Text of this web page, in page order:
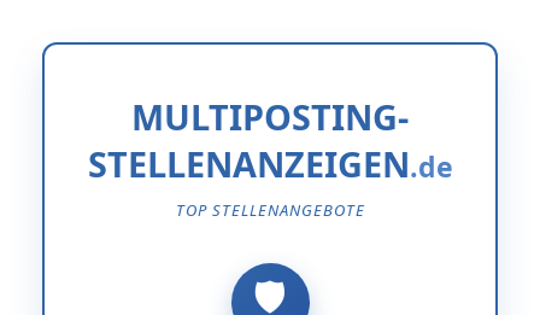
MULTIPOSTING-
STELLENANZEIGEN
TOP STELLENANGEBOTE